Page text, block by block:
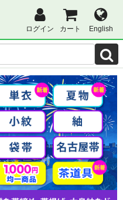
ログイン カート English